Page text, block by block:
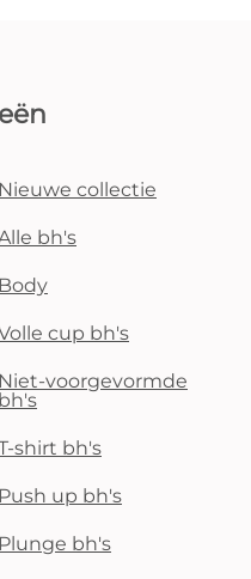
Nieuwe collectie
bh's
Body
cup bh's
Niet-voorgevormde
bh's
shirt bh's
Push up bh's
Plunge bh's